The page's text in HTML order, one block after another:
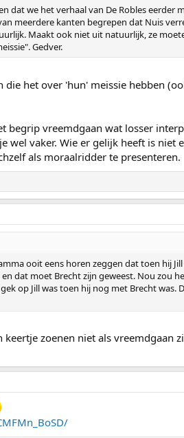
dat we het verhaal van De Robles
meerdere kanten begrepen dat Nuis
Maakt ook niet uit natuurlijk, ze
Gedver.
die het over 'hun' meissie hebben
begrip vreemdgaan wat losser
wel vaker. Wie er gelijk heeft is
als moraalridder te presenteren.
ooit eens horen zeggen dat toen hij
dat moet Brecht zijn geweest. Nou
op Jill was toen hij nog met Brecht
zoenen niet als vreemdgaan